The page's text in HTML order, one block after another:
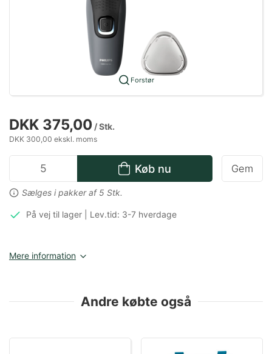
Forstør
DKK 375,00 / Stk.
DKK 300,00 ekskl. moms
Køb nu
Sælges i pakker af 5 Stk.
Gem
På vej til lager | Lev.tid: 3-7 hverdage
Mere information
Andre købte også